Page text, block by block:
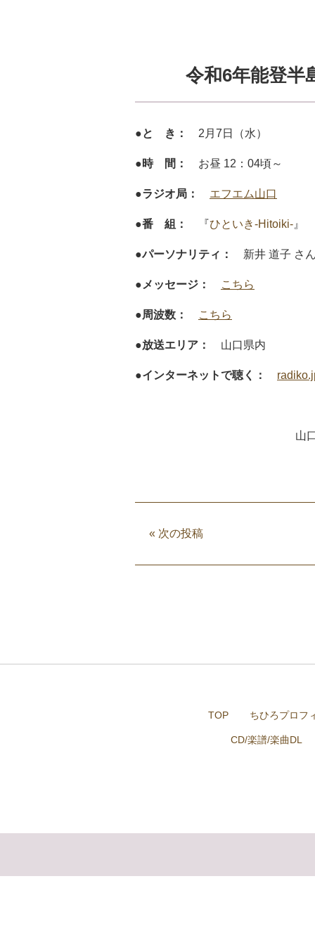
令和6年能登半
●と き： 2月7日（水）
●時 間： お昼 12：04頃～
●ラジオ局： エフエム山口
●番 組： 『ひといき-Hitoiki- 』
●パーソナリティ： 新井 道子 さ
●メッセージ： こちら
●周波数： こちら
●放送エリア： 山口県内
●インターネットで聴く：
山
« 次の投稿
TOP ちひろプロフ
CD/楽譜/楽曲DL